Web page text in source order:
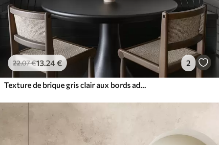
22.07€13.24€ 2
Texture de brique gris clair aux bords adoucis